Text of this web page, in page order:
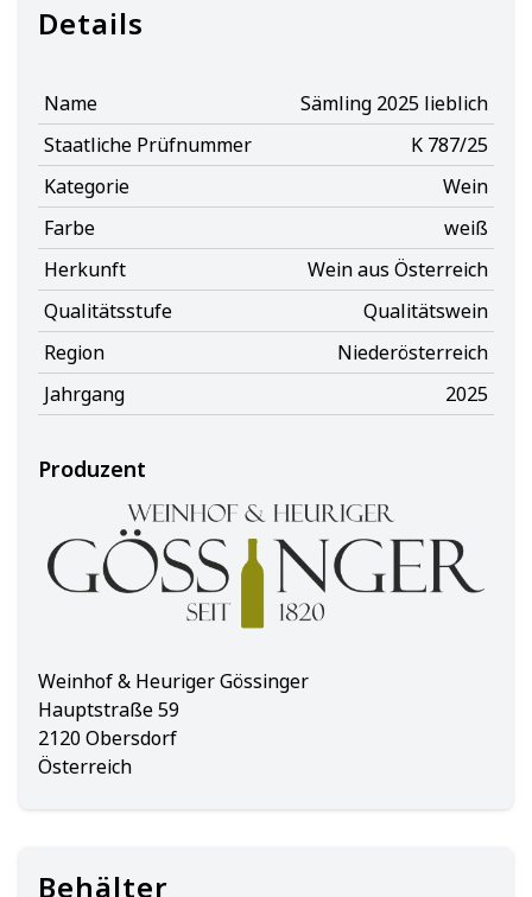
Details
Name
Sämling 2025 lieblich
Staatliche Prüfnummer
K 787/25
Kategorie
Wein
Farbe
weiß
Herkunft
Wein aus Österreich
Qualitätsstufe
Qualitätswein
Region
Niederösterreich
Jahrgang
2025
Produzent
Weinhof & Heuriger Gössinger
Hauptstraße 59
2120 Obersdorf
Österreich
Behälter